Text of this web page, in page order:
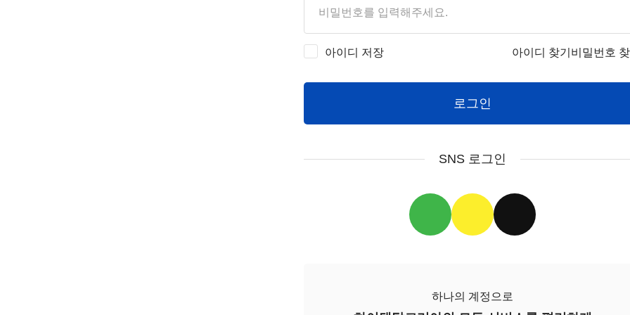
아이디 저장 아이디 찾기 비밀번호
로그인
SNS 로그인
하나의 계정으로